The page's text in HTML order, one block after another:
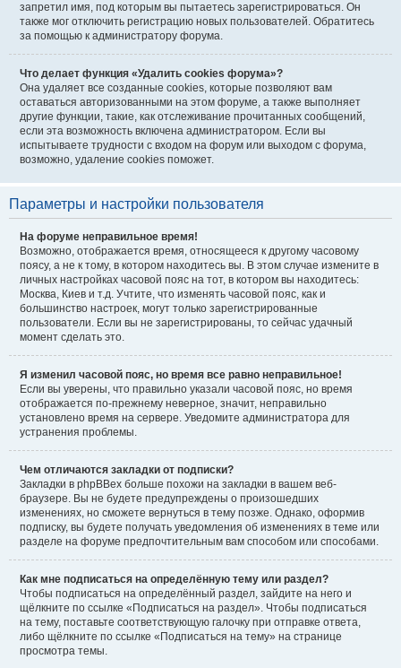
запретил имя, под которым вы пытаетесь зарегистрироваться. Он
также мог отключить регистрацию новых пользователей. Обратитесь
за помощью к администратору форума.
Что делает функция «Удалить cookies форума»?
Она удаляет все созданные cookies, которые позволяют вам
оставаться авторизованными на этом форуме, а также выполняет
другие функции, такие, как отслеживание прочитанных сообщений,
если эта возможность включена администратором. Если вы
испытываете трудности с входом на форум или выходом с форума,
возможно, удаление cookies поможет.
Параметры и настройки пользователя
На форуме неправильное время!
Возможно, отображается время, относящееся к другому часовому
поясу, а не к тому, в котором находитесь вы. В этом случае измените в
личных настройках часовой пояс на тот, в котором вы находитесь:
Москва, Киев и т.д. Учтите, что изменять часовой пояс, как и
большинство настроек, могут только зарегистрированные
пользователи. Если вы не зарегистрированы, то сейчас удачный
момент сделать это.
Я изменил часовой пояс, но время все равно неправильное!
Если вы уверены, что правильно указали часовой пояс, но время
отображается по-прежнему неверное, значит, неправильно
установлено время на сервере. Уведомите администратора для
устранения проблемы.
Чем отличаются закладки от подписки?
Закладки в phpBBex больше похожи на закладки в вашем веб-
браузере. Вы не будете предупреждены о произошедших
изменениях, но сможете вернуться в тему позже. Однако, оформив
подписку, вы будете получать уведомления об изменениях в теме или
разделе на форуме предпочтительным вам способом или способами.
Как мне подписаться на определённую тему или раздел?
Чтобы подписаться на определённый раздел, зайдите на него и
щёлкните по ссылке «Подписаться на раздел». Чтобы подписаться
на тему, поставьте соответствующую галочку при отправке ответа,
либо щёлкните по ссылке «Подписаться на тему» на странице
просмотра темы.